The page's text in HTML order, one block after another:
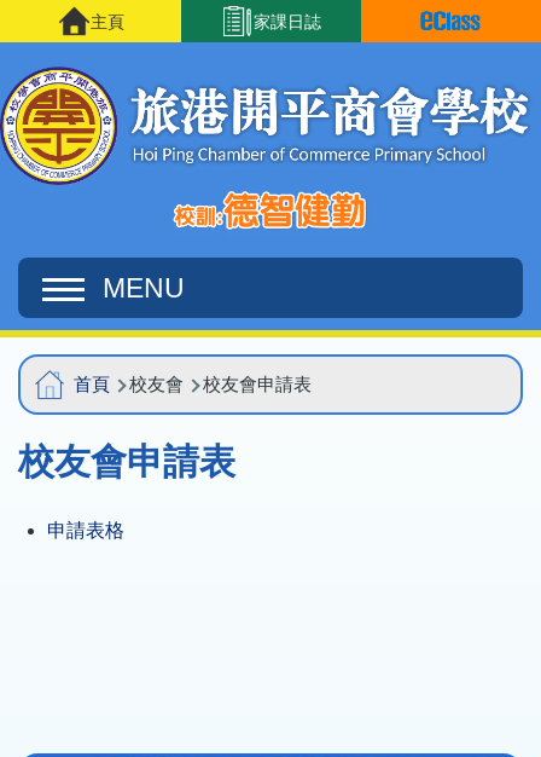
移至主內容 家課日誌
主頁
MENU
Main
navigation
導
航
連
首頁 校友會 校友會申請表
校友會申請表
申請表格